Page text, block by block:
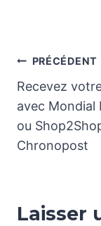
de
l’article
PRÉCÉDENT
Recevez
avec Mondial
ou
Chronopost
Laisser